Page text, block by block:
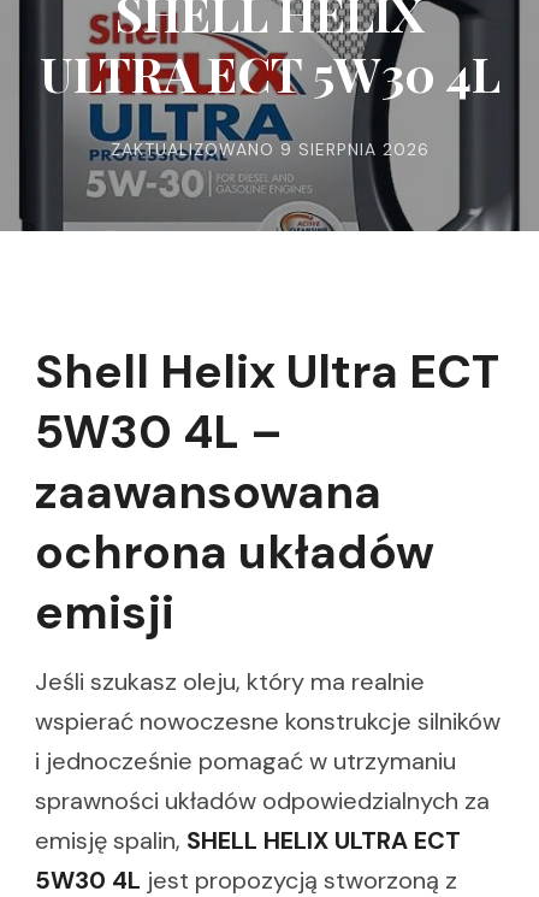
ULTRA ECT 5W30 4L
ZAKTUALIZOWANO 9 SIERPNIA 2026
Shell Helix Ultra ECT
5W30 4L –
zaawansowana
ochrona układów
emisji
Jeśli szukasz oleju, który ma realnie
wspierać nowoczesne konstrukcje silników
i jednocześnie pomagać w utrzymaniu
sprawności układów odpowiedzialnych za
emisję spalin, SHELL HELIX ULTRA ECT
5W30 4L jest propozycją stworzoną z